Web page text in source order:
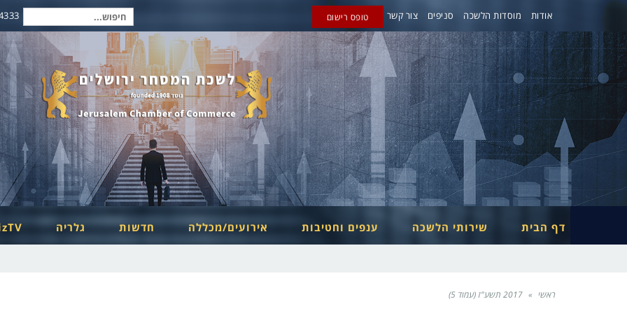
אודות מוסדות הלשכה סניפים צור קשר טופס רישום חיפוש
עבור:
דף הבית שירותי הלשכה ענפים וחטיבות אירועים/מכללה חדשות גלריה
ראשי » 2017 תשע"ז (עמוד 5)